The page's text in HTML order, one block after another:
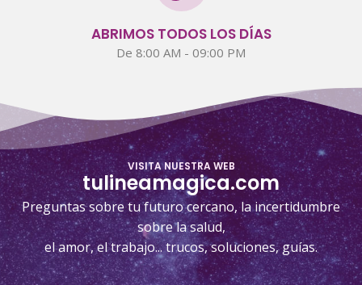
ABRIMOS TODOS LOS DÍAS
De 8:00 AM - 09:00 PM
VISITA NUESTRA WEB
tulineamagica.com
Preguntas sobre tu futuro cercano, la incertidumbre
sobre la salud,
el amor, el trabajo... trucos, soluciones, guías.